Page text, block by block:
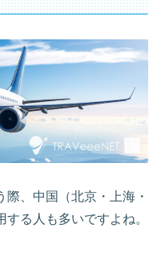
、中国（北京・上海・
る人も多いですよね。